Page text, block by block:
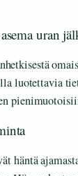
uran
luotettavia
häntä